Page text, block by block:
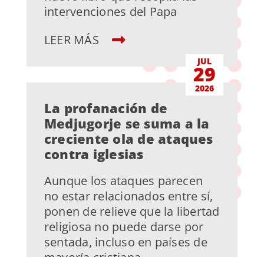
intervenciones del Papa
LEER MÁS
JUL
29
2026
La profanación de
Medjugorje se suma a la
creciente ola de ataques
contra iglesias
Aunque los ataques parecen
no estar relacionados entre sí,
ponen de relieve que la libertad
religiosa no puede darse por
sentada, incluso en países de